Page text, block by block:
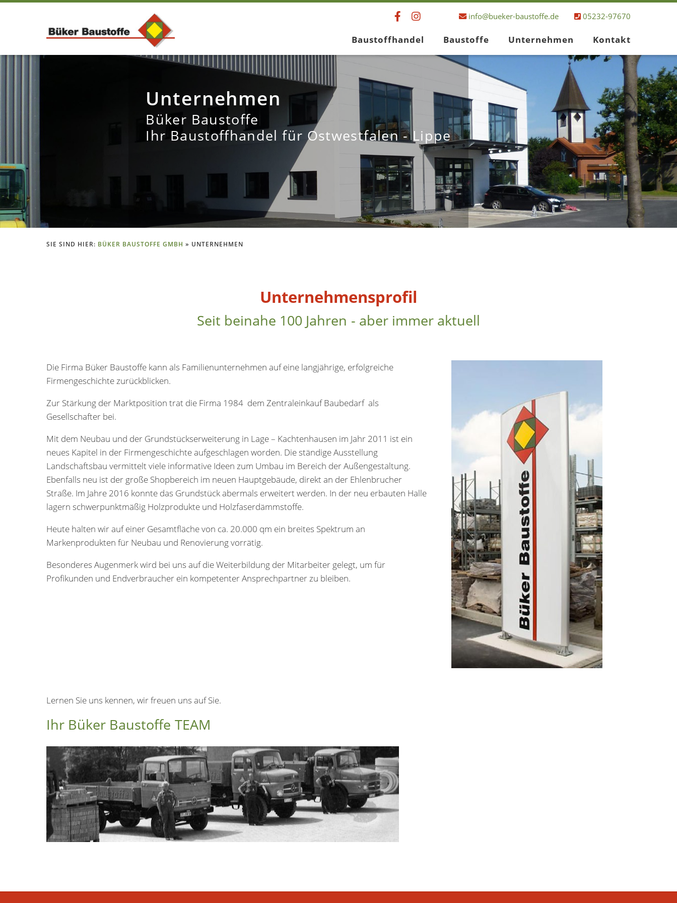
info@bueker-baustoffe.de 05232-97670
Baustoffhandel Baustoffe Unternehmen Kontakt
Unternehmen
Büker Baustoffe
Ihr Baustoffhandel für Ostwestfalen - Lippe
SIE SIND HIER: BÜKER BAUSTOFFE GMBH » UNTERNEHMEN
Unternehmensprofil
Seit beinahe 100 Jahren - aber immer aktuell
Die Firma Büker Baustoffe kann als Familienunternehmen auf eine langjährige, erfolgreiche
Firmengeschichte zurückblicken.
Zur Stärkung der Marktposition trat die Firma 1984 dem Zentraleinkauf Baubedarf als
Gesellschafter bei.
Mit dem Neubau und der Grundstückserweiterung in Lage – Kachtenhausen im Jahr 2011 ist ein
neues Kapitel in der Firmengeschichte aufgeschlagen worden. Die ständige Ausstellung
Landschaftsbau vermittelt viele informative Ideen zum Umbau im Bereich der Außengestaltung.
Ebenfalls neu ist der große Shopbereich im neuen Hauptgebäude, direkt an der Ehlenbrucher
Straße. Im Jahre 2016 konnte das Grundstück abermals erweitert werden. In der neu erbauten Halle
lagern schwerpunktmäßig Holzprodukte und Holzfaserdämmstoffe.
Heute halten wir auf einer Gesamtfläche von ca. 20.000 qm ein breites Spektrum an
Markenprodukten für Neubau und Renovierung vorrätig.
Besonderes Augenmerk wird bei uns auf die Weiterbildung der Mitarbeiter gelegt, um für
Profikunden und Endverbraucher ein kompetenter Ansprechpartner zu bleiben.
Lernen Sie uns kennen, wir freuen uns auf Sie.
Ihr Büker Baustoffe TEAM